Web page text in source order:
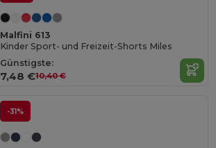
Malfini 613
Kinder Sport- und Freizeit-Shorts Miles
Günstigste:
7,48 €10,40 €
-31%